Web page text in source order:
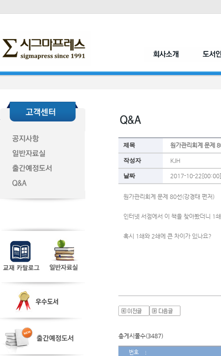
제목 원가관리회계 문제
작성자 KJH
날짜 2017-10-22[00:00]
원가관리회계 문제 80선(강경태 편저)
인터넷 서점에서 이 책을 찾아봤더니 1
혹시 1쇄와 2쇄에 큰 차이가 있나요?
총게시물수(3487)
번호